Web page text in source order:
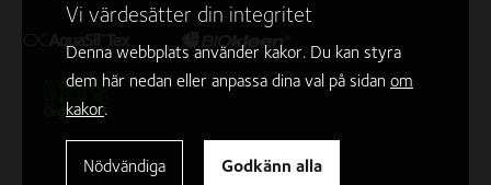
Vi värdesätter din integritet
Denna webbplats använder kakor. Du kan styra
dem här nedan eller anpassa dina val på sidan om
kakor.
Nödvändiga Godkänn alla